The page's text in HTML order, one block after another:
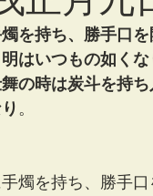
メディア blog
を持ち、勝手口
はいつもの如く
の時は炭斗を持
。
燭を持ち、勝手口